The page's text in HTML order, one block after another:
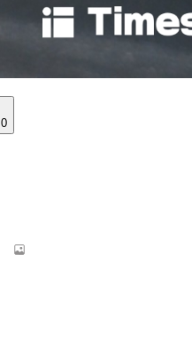
0